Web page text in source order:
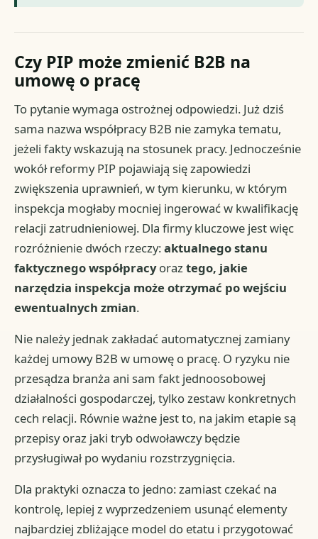
Czy PIP może zmienić B2B na
umowę o pracę
To pytanie wymaga ostrożnej odpowiedzi. Już dziś
sama nazwa współpracy B2B nie zamyka tematu,
jeżeli fakty wskazują na stosunek pracy. Jednocześnie
wokół reformy PIP pojawiają się zapowiedzi
zwiększenia uprawnień, w tym kierunku, w którym
inspekcja mogłaby mocniej ingerować w kwalifikację
relacji zatrudnieniowej. Dla firmy kluczowe jest więc
rozróżnienie dwóch rzeczy:aktualnego stanu
faktycznego współpracyoraztego, jakie
narzędzia inspekcja może otrzymać po wejściu
ewentualnych zmian.
Nie należy jednak zakładać automatycznej zamiany
każdej umowy B2B w umowę o pracę. O ryzyku nie
przesądza branża ani sam fakt jednoosobowej
działalności gospodarczej, tylko zestaw konkretnych
cech relacji. Równie ważne jest to, na jakim etapie są
przepisy oraz jaki tryb odwoławczy będzie
przysługiwał po wydaniu rozstrzygnięcia.
Dla praktyki oznacza to jedno: zamiast czekać na
kontrolę, lepiej z wyprzedzeniem usunąć elementy
najbardziej zbliżające model do etatu i przygotować